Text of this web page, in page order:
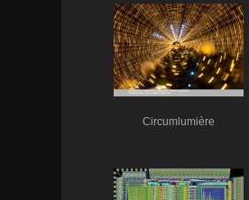
Circumlumière